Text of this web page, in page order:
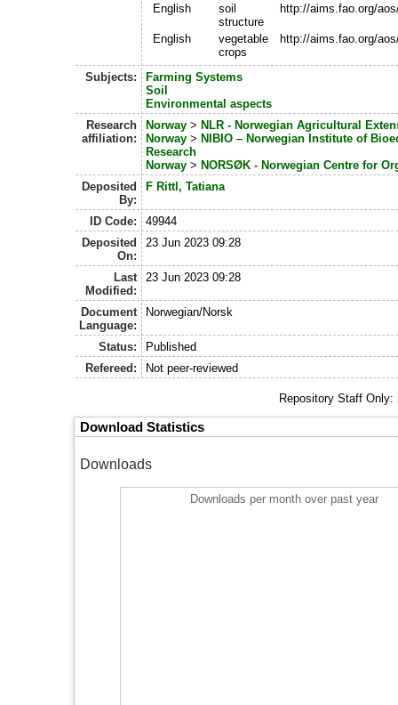
English
soil
structure
http://aims.fao.org/
English
vegetable
crops
http://aims.fao.org/
Subjects:
Farming Systems
Soil
Environmental aspects
Research
affiliation:
Norway> NLR - Norwegian Agricultural
Norway> NIBIO – Norwegian Institute of
Research
Norway> NORSØK - Norwegian Centre for
Deposited
By:
F Rittl, Tatiana
ID Code:
49944
Deposited
On:
23 Jun 2023 09:28
Last
Modified:
23 Jun 2023 09:28
Document
Language:
Norwegian/Norsk
Status:
Published
Refereed:
Not peer-reviewed
Repository Staff Only:
Download Statistics
Downloads
Downloads per month over past year